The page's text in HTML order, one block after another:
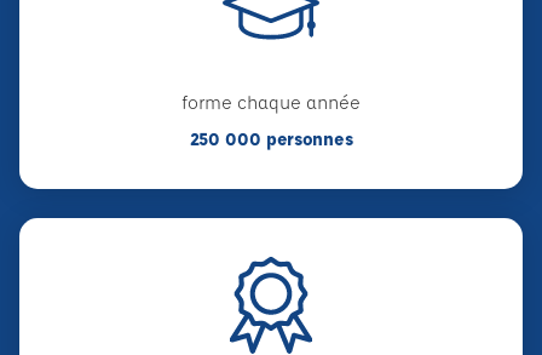
forme chaque année
250 000 personnes